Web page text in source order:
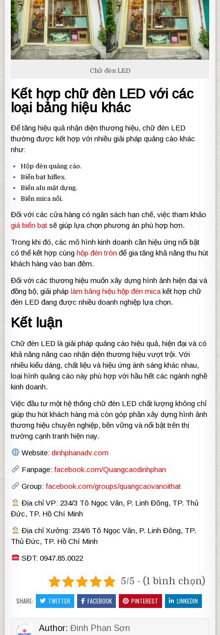
Chữ đèn LED
Kết hợp chữ đèn LED với các
loại bảng hiệu khác
Để tăng hiệu quả nhận diện thương hiệu, chữ đèn LED
thường được kết hợp với nhiều giải pháp quảng cáo khác
như:
Hộp đèn quảng cáo.
Biển bạt hiflex.
Biển alu mặt dựng.
Biển mica nổi.
Đối với các cửa hàng có ngân sách hạn chế, việc tham khảo
giá biển bạt sẽ giúp lựa chọn phương án phù hợp hơn.
Trong khi đó, các mô hình kinh doanh cần hiệu ứng nổi bật
có thể kết hợp cùnghộp đèn tròn để gia tăng khả năng thu hút
khách hàng vào ban đêm.
Đối với các thương hiệu muốn xây dựng hình ảnh hiện đại và
đồng bộ, giải pháplàm bảng hiệu hộp đèn mica kết hợp chữ
đèn LED đang được nhiều doanh nghiệp lựa chọn.
Kết luận
Chữ đèn LED là giải pháp quảng cáo hiệu quả, hiện đại và có
khả năng nâng cao nhận diện thương hiệu vượt trội. Với
nhiều kiểu dáng, chất liệu và hiệu ứng ánh sáng khác nhau,
loại hình quảng cáo này phù hợp với hầu hết các ngành nghề
kinh doanh.
Việc đầu tư một hệ thống chữ đèn LED chất lượng không chỉ
giúp thu hút khách hàng mà còn góp phần xây dựng hình ảnh
thương hiệu chuyên nghiệp, bền vững và nổi bật trên thị
trường cạnh tranh hiện nay.
Website: dinhphanadv.com
Fanpage: facebook.com/Quangcaodinhphan
Group: facebook.com/groups/quangcaovanoithat
Địa chỉ VP: 234/3 Tô Ngọc Vân, P. Linh Đông, TP. Thủ
Đức, TP. Hồ Chí Minh
Địa chỉ Xưởng: 234/6 Tô Ngọc Vân, P. Linh Đông, TP.
Thủ Đức, TP. Hồ Chí Minh
SĐT: 0947.85.0022
5/5 - (1 bình chọn)
SHARE: TWITTER FACEBOOK PINTEREST LINKEDIN
Author:Đinh Phan Sơn